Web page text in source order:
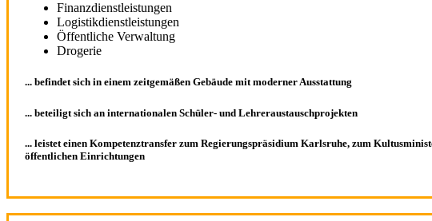
Finanzdienstleistungen
Logistikdienstleistungen
Öffentliche Verwaltung
Drogerie
... befindet sich in einem zeitgemäßen Gebäude mit moderner Ausstattung
... beteiligt sich an internationalen Schüler- und Lehreraustauschprojekten
... leistet einen Kompetenztransfer zum Regierungspräsidium Karlsruhe, zum
öffentlichen Einrichtungen